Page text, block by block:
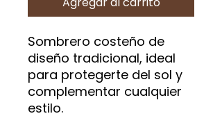
Sombrero costeño de
diseño tradicional, ideal
para protegerte del sol y
complementar cualquier
estilo.